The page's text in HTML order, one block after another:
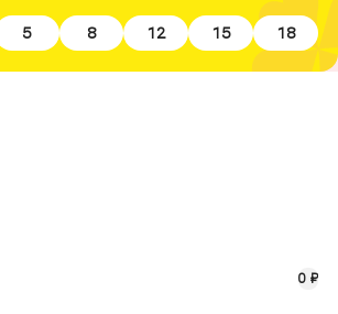
5 8 12 15 18
0 ₽